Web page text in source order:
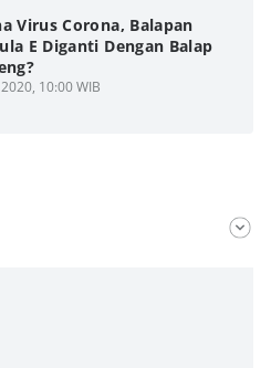
Virus Corona, Balapan
E Diganti Dengan Balap
10:00 WIB